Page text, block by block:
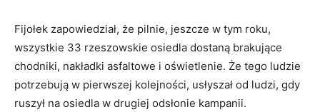
Fijołek zapowiedział, że pilnie, jeszcze w tym roku,
wszystkie 33 rzeszowskie osiedla dostaną brakujące
chodniki, nakładki asfaltowe i oświetlenie. Że tego ludzie
potrzebują w pierwszej kolejności, usłyszał od ludzi, gdy
ruszył na osiedla w drugiej odsłonie kampanii.